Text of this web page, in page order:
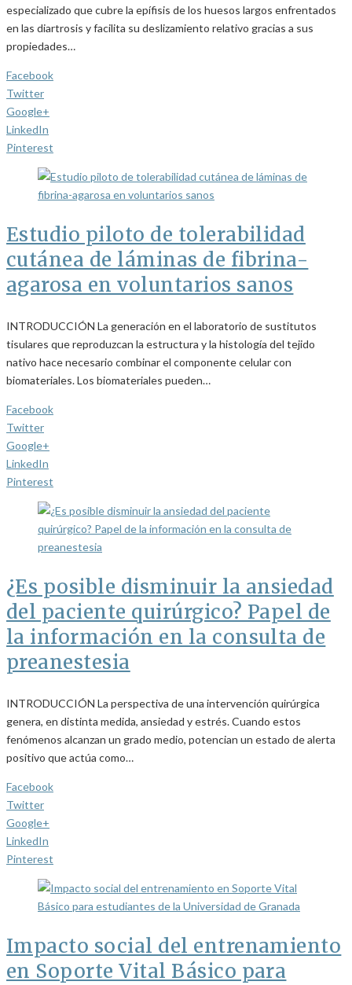
especializado que cubre la epífisis de los huesos largos enfrentados
en las diartrosis y facilita su deslizamiento relativo gracias a sus
propiedades…
Facebook
Twitter
Google+
LinkedIn
Pinterest
Estudio piloto de tolerabilidad
cutánea de láminas de fibrina-
agarosa en voluntarios sanos
INTRODUCCIÓN La generación en el laboratorio de sustitutos
tisulares que reproduzcan la estructura y la histología del tejido
nativo hace necesario combinar el componente celular con
biomateriales. Los biomateriales pueden…
Facebook
Twitter
Google+
LinkedIn
Pinterest
¿Es posible disminuir la ansiedad
del paciente quirúrgico? Papel de
la información en la consulta de
preanestesia
INTRODUCCIÓN La perspectiva de una intervención quirúrgica
genera, en distinta medida, ansiedad y estrés. Cuando estos
fenómenos alcanzan un grado medio, potencian un estado de alerta
positivo que actúa como…
Facebook
Twitter
Google+
LinkedIn
Pinterest
Impacto social del entrenamiento
en Soporte Vital Básico para